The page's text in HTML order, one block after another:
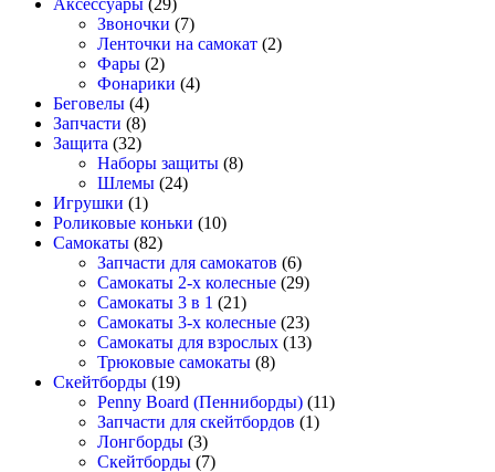
Звоночки (7)
Ленточки на самокат (2)
Фары (2)
Фонарики (4)
Беговелы (4)
Запчасти (8)
Защита (32)
Наборы защиты (8)
Шлемы (24)
Игрушки (1)
Роликовые коньки (10)
Самокаты (82)
Запчасти для самокатов (6)
Самокаты 2-х колесные (29)
Самокаты 3 в 1 (21)
Самокаты 3-х колесные (23)
Самокаты для взрослых (13)
Трюковые самокаты (8)
Скейтборды (19)
Penny Board (Пенниборды) (11)
Запчасти для скейтбордов (1)
Лонгборды (3)
Скейтборды (7)